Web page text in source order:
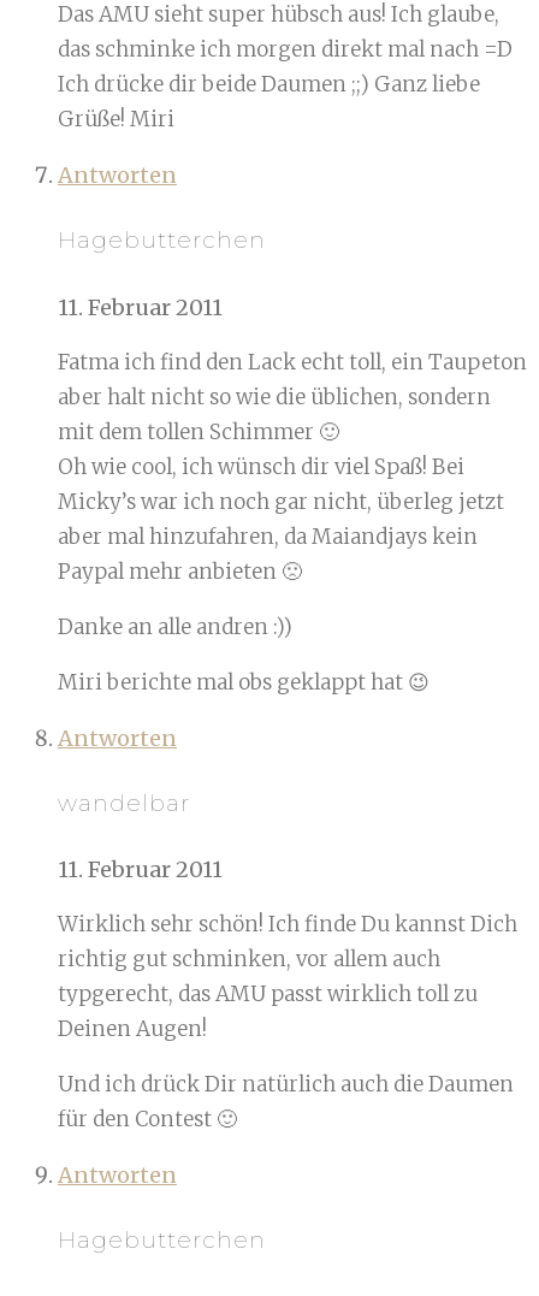
Das AMU sieht super hübsch aus! Ich glaube,
das schminke ich morgen direkt mal nach =D
Ich drücke dir beide Daumen ;;) Ganz liebe
Grüße! Miri
Antworten
Hagebutterchen
11. Februar 2011
Fatma ich find den Lack echt toll, ein Taupeton
aber halt nicht so wie die üblichen, sondern
mit dem tollen Schimmer 🙂
Oh wie cool, ich wünsch dir viel Spaß! Bei
Micky’s war ich noch gar nicht, überleg jetzt
aber mal hinzufahren, da Maiandjays kein
Paypal mehr anbieten 🙁
Danke an alle andren :))
Miri berichte mal obs geklappt hat 😉
Antworten
wandelbar
11. Februar 2011
Wirklich sehr schön! Ich finde Du kannst Dich
richtig gut schminken, vor allem auch
typgerecht, das AMU passt wirklich toll zu
Deinen Augen!
Und ich drück Dir natürlich auch die Daumen
für den Contest 🙂
Antworten
Hagebutterchen